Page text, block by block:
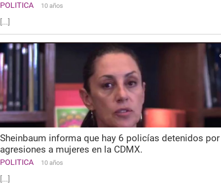
POLITICA 10 años
[...]
Sheinbaum informa que hay 6 policías detenidos por
agresiones a mujeres en la CDMX.
POLITICA 10 años
[...]